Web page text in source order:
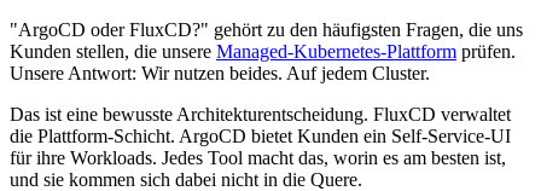
"ArgoCD oder FluxCD?" gehört zu den häufigsten Fragen, die uns
Kunden stellen, die unsere Managed-Kubernetes-Plattform prüfen.
Unsere Antwort: Wir nutzen beides. Auf jedem Cluster.
Das ist eine bewusste Architekturentscheidung. FluxCD verwaltet
die Plattform-Schicht. ArgoCD bietet Kunden ein Self-Service-UI
für ihre Workloads. Jedes Tool macht das, worin es am besten ist,
und sie kommen sich dabei nicht in die Quere.